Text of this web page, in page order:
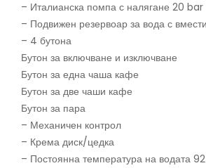
– Италианска помпа с налягане 20 bar
– Подвижен резервоар за вода с
– 4 бутона
Бутон за включване и изключване
Бутон за една чаша кафе
Бутон за две чаши кафе
Бутон за пара
– Механичен контрол
– Крема диск/цедка
– Постоянна температура на водата